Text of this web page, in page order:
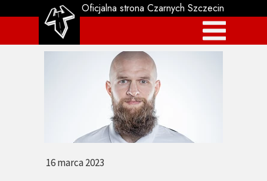
16 marca 2023
Oficjalna strona Czarnych Szczecin